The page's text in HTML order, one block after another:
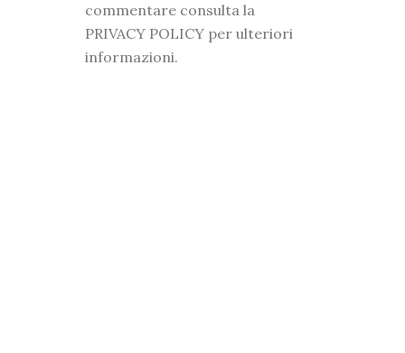
commentare consulta la
PRIVACY POLICY per ulteriori
informazioni.